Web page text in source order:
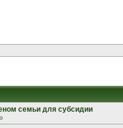
семьи для субсидии